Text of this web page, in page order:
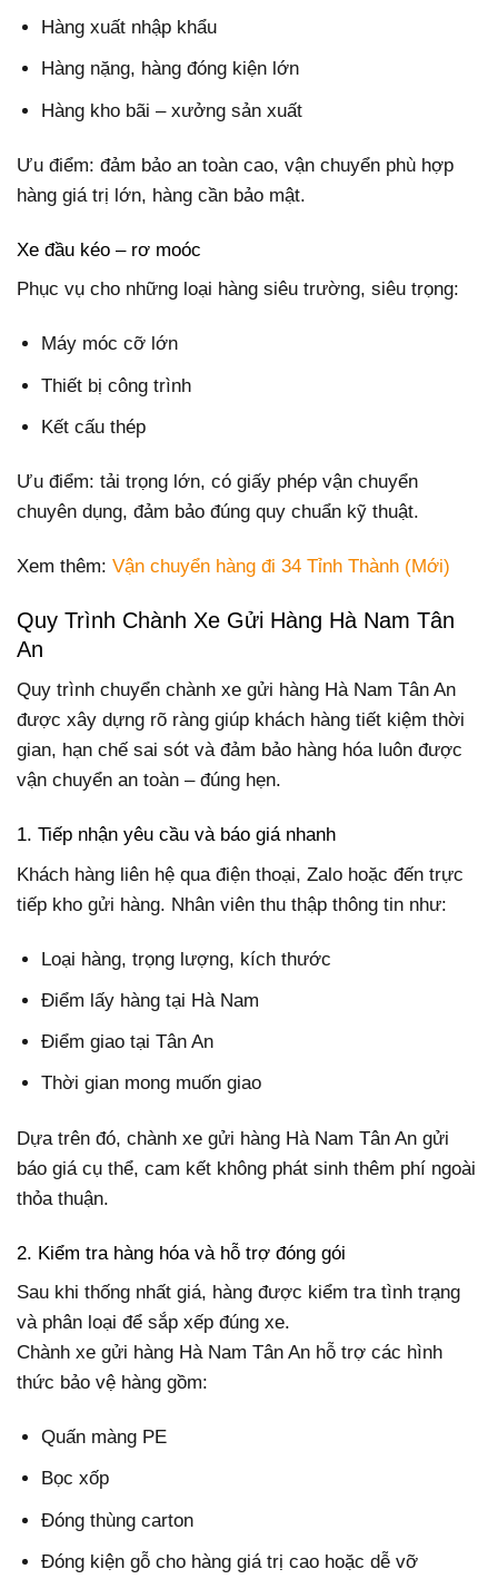
Hàng xuất nhập khẩu
Hàng nặng, hàng đóng kiện lớn
Hàng kho bãi – xưởng sản xuất
Ưu điểm: đảm bảo an toàn cao, vận chuyển phù hợp
hàng giá trị lớn, hàng cần bảo mật.
Xe đầu kéo – rơ moóc
Phục vụ cho những loại hàng siêu trường, siêu trọng:
Máy móc cỡ lớn
Thiết bị công trình
Kết cấu thép
Ưu điểm: tải trọng lớn, có giấy phép vận chuyển
chuyên dụng, đảm bảo đúng quy chuẩn kỹ thuật.
Xem thêm: Vận chuyển hàng đi 34 Tỉnh Thành (Mới)
Quy Trình Chành Xe Gửi Hàng Hà Nam Tân
An
Quy trình chuyển chành xe gửi hàng Hà Nam Tân An
được xây dựng rõ ràng giúp khách hàng tiết kiệm thời
gian, hạn chế sai sót và đảm bảo hàng hóa luôn được
vận chuyển an toàn – đúng hẹn.
1. Tiếp nhận yêu cầu và báo giá nhanh
Khách hàng liên hệ qua điện thoại, Zalo hoặc đến trực
tiếp kho gửi hàng. Nhân viên thu thập thông tin như:
Loại hàng, trọng lượng, kích thước
Điểm lấy hàng tại Hà Nam
Điểm giao tại Tân An
Thời gian mong muốn giao
Dựa trên đó, chành xe gửi hàng Hà Nam Tân An gửi
báo giá cụ thể, cam kết không phát sinh thêm phí ngoài
thỏa thuận.
2. Kiểm tra hàng hóa và hỗ trợ đóng gói
Sau khi thống nhất giá, hàng được kiểm tra tình trạng
và phân loại để sắp xếp đúng xe.
Chành xe gửi hàng Hà Nam Tân An hỗ trợ các hình
thức bảo vệ hàng gồm:
Quấn màng PE
Bọc xốp
Đóng thùng carton
Đóng kiện gỗ cho hàng giá trị cao hoặc dễ vỡ